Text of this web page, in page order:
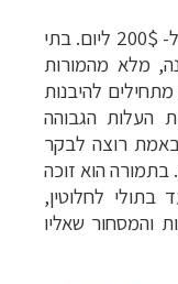
שווי השירותים המתקבלים, אינו קרוב ל- 200$ ליום. בתי
מלא מהמורות
להיבנות
העלות הגבוהה
רוצה לבקר
הוא זוכה
בתולי לחלוטין,
והמסחור שאליו